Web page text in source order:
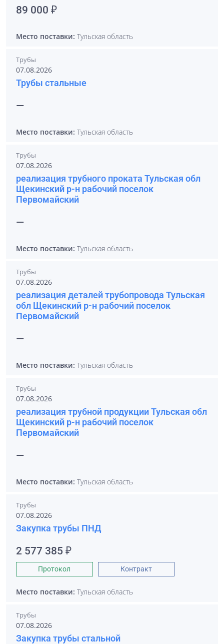
89 000 ₽
Место поставки: Тульская область
Трубы
07.08.2026
Трубы стальные
—
Место поставки: Тульская область
Трубы
07.08.2026
реализация трубного проката Тульская обл
Щекинский р-н рабочий поселок
Первомайский
—
Место поставки: Тульская область
Трубы
07.08.2026
реализация деталей трубопровода Тульская
обл Щекинский р-н рабочий поселок
Первомайский
—
Место поставки: Тульская область
Трубы
07.08.2026
реализация трубной продукции Тульская обл
Щекинский р-н рабочий поселок
Первомайский
—
Место поставки: Тульская область
Трубы
07.08.2026
Закупка трубы ПНД
2 577 385 ₽
Протокол Контракт
Место поставки: Тульская область
Трубы
07.08.2026
Закупка трубы стальной